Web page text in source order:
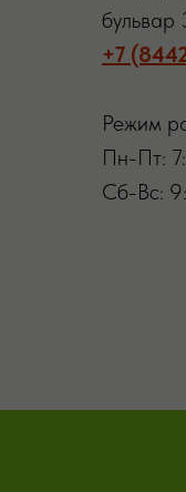
бульвар
+7
Режим
Пн-Пт:
Сб-Вс: